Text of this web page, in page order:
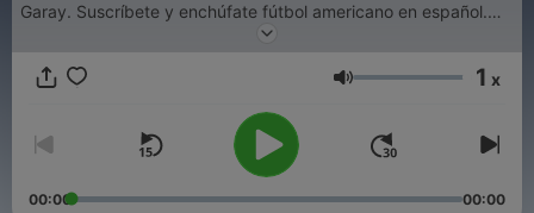
Garay. Suscríbete y enchúfate fútbol americano en español.
Disponible los martes a partir de las 17:00.
Volym 1 x
00:00 00:00